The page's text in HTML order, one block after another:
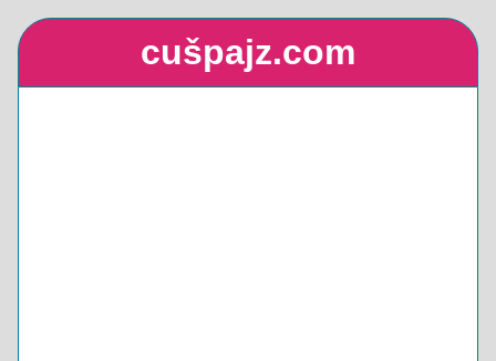
cušpajz.com